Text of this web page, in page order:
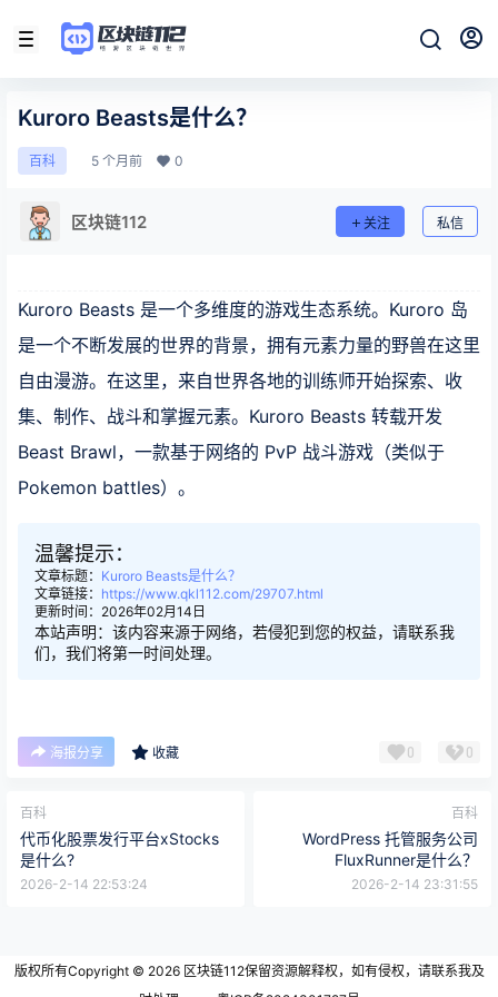
Kuroro Beasts是什么？
百科 5 个月前 0
区块链112 关注 私信
Kuroro Beasts 是一个多维度的游戏生态系统。Kuroro 岛
是一个不断发展的世界的背景，拥有元素力量的野兽在这里
自由漫游。在这里，来自世界各地的训练师开始探索、收
集、制作、战斗和掌握元素。Kuroro Beasts 转载开发
Beast Brawl，一款基于网络的 PvP 战斗游戏（类似于
Pokemon battles）。
温馨提示：
文章标题： Kuroro Beasts是什么？
文章链接： https://www.qkl112.com/29707.html
更新时间：2026年02月14日
本站声明：该内容来源于网络，若侵犯到您的权益，请联系我
们，我们将第一时间处理。
海报分享 收藏 0 0
百科
代币化股票发行平台xStocks
是什么?
2026-2-14 22:53:24
百科
WordPress 托管服务公司
FluxRunner是什么？
2026-2-14 23:31:55
版权所有Copyright © 2026区块链112保留资源解释权，如有侵权，请联系我及